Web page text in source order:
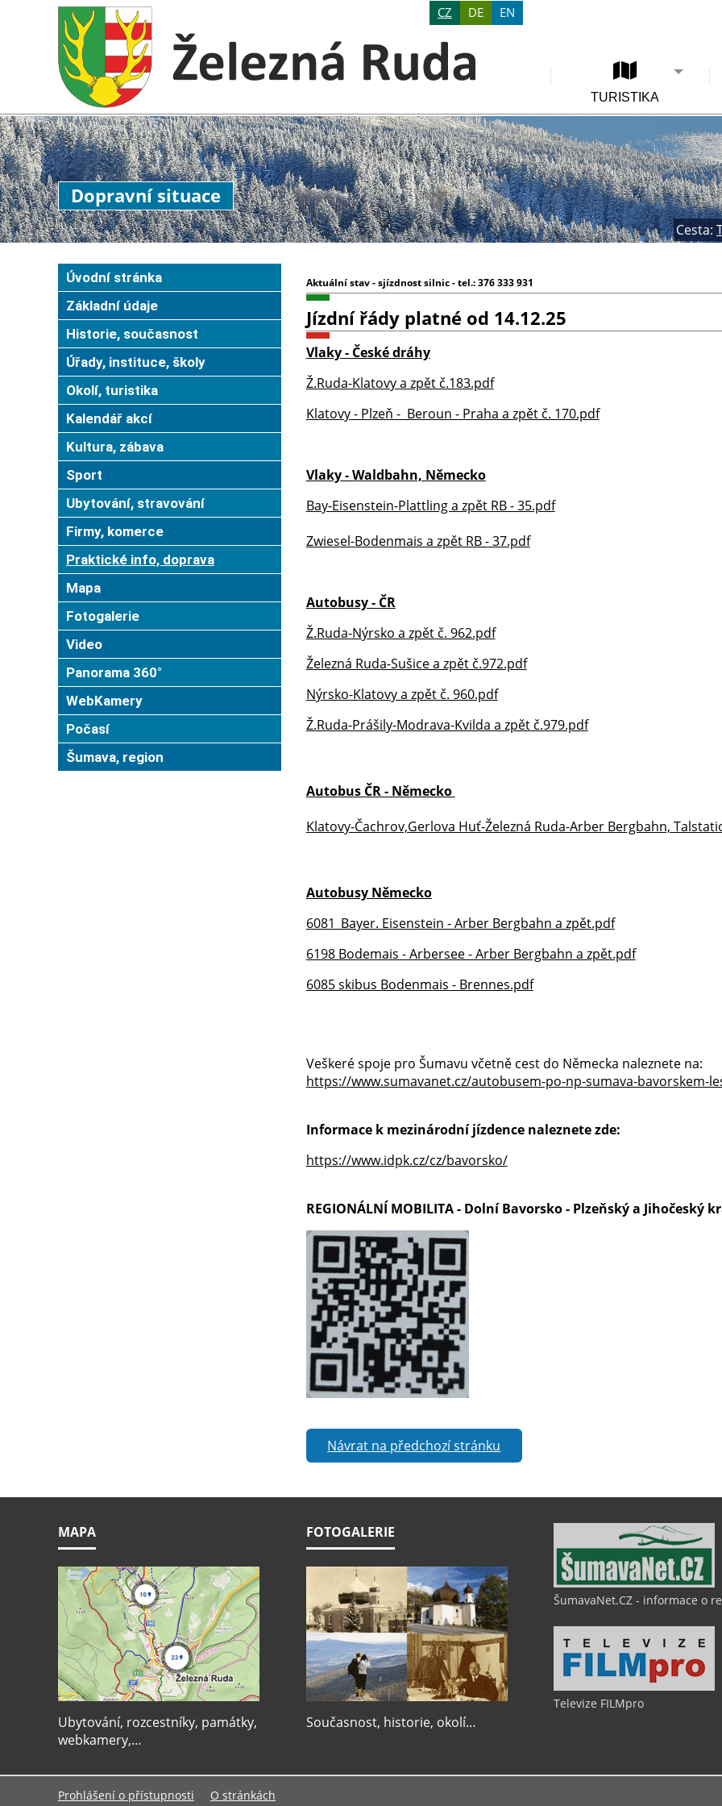
CZ DE EN
TURISTIKA
Dopravní situace
Cesta:
Úvodní stránka
Základní údaje
Historie, současnost
Úřady, instituce, školy
Okolí, turistika
Kalendář akcí
Kultura, zábava
Sport
Ubytování, stravování
Firmy, komerce
Praktické info, doprava
Mapa
Fotogalerie
Video
Panorama 360°
WebKamery
Počasí
Šumava, region
Aktuální stav - sjízdnost silnic - tel.: 376 333 931
Jízdní řády platné od 14.12.25
Vlaky - České dráhy
Ž.Ruda-Klatovy a zpět č.183.pdf
Klatovy - Plzeň - Beroun - Praha a zpět č. 170.pdf
Vlaky - Waldbahn, Německo
Bay-Eisenstein-Plattling a zpět RB - 35.pdf
Zwiesel-Bodenmais a zpět RB - 37.pdf
Autobusy - ČR
Ž.Ruda-Nýrsko a zpět č. 962.pdf
Železná Ruda-Sušice a zpět č.972.pdf
Nýrsko-Klatovy a zpět č. 960.pdf
Ž.Ruda-Prášily-Modrava-Kvilda a zpět č.979.pdf
Autobus ČR - Německo
Klatovy-Čachrov,Gerlova Huť-Železná Ruda-Arber Bergbahn,
Autobusy Německo
6081_ Bayer. Eisenstein - Arber Bergbahn a zpět.pdf
6198 Bodemais - Arbersee - Arber Bergbahn a zpět.pdf
6085 skibus Bodenmais - Brennes.pdf
Veškeré spoje pro Šumavu včetně cest do Německa naleznete na:
https://www.sumavanet.cz/autobusem-po-np-sumava-bavorskem-
Informace k mezinárodní jízdence naleznete zde:
https://www.idpk.cz/cz/bavorsko/
REGIONÁLNÍ MOBILITA - Dolní Bavorsko - Plzeňský a Jihočeský
Návrat na předchozí stránku
MAPA
Ubytování, rozcestníky, památky,
webkamery,…
FOTOGALERIE
Současnost, historie, okolí…
ŠumavaNet.CZ - informace o
Televize FILMpro
Prohlášení o přístupnosti O stránkách